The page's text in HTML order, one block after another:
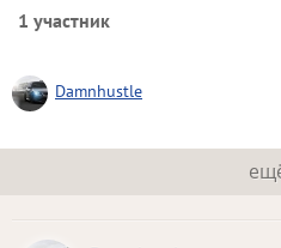
1 участник
Damnhustle